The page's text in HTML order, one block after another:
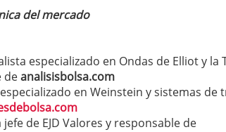
del mercado
especializado en Ondas de Elliot y la
deanalisisbolsa.com
en Weinstein y sistemas de
jefe de EJD Valores y responsable de